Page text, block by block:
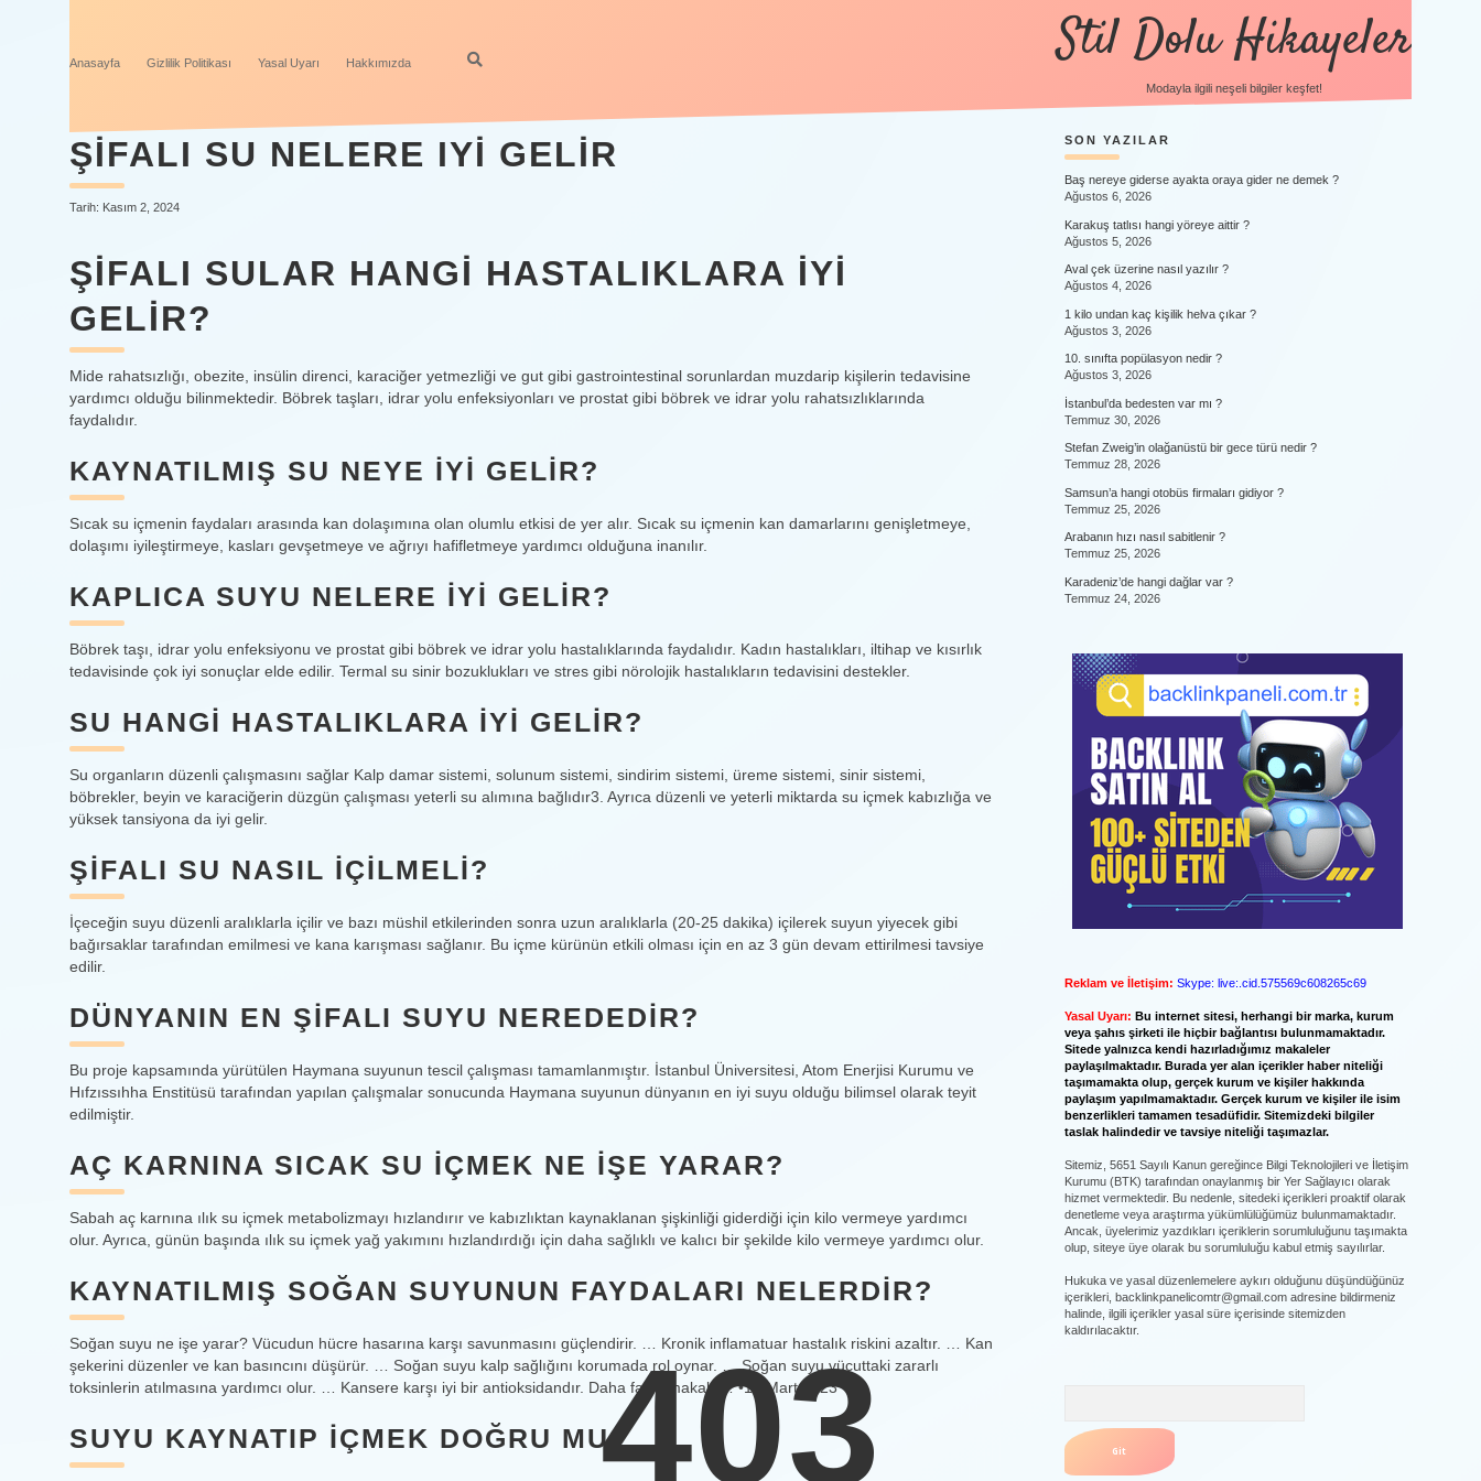
Anasayfa Gizlilik Politikası Yasal Uyarı Hakkımızda Stil Dolu Hikayeler
Modayla ilgili neşeli bilgiler keşfet!
ŞIFALI SU NELERE IYI GELIR
Tarih: Kasım 2, 2024
ŞIFALI SULAR HANGI HASTALIKLARA IYI
GELIR?
Mide rahatsızlığı, obezite, insülin direnci, karaciğer yetmezliği ve gut gibi gastrointestinal sorunlardan muzdarip kişilerin tedavisine
yardımcı olduğu bilinmektedir. Böbrek taşları, idrar yolu enfeksiyonları ve prostat gibi böbrek ve idrar yolu rahatsızlıklarında
faydalıdır.
KAYNATILMIŞ SU NEYE IYI GELIR?
Sıcak su içmenin faydaları arasında kan dolaşımına olan olumlu etkisi de yer alır. Sıcak su içmenin kan damarlarını genişletmeye,
dolaşımı iyileştirmeye, kasları gevşetmeye ve ağrıyı hafifletmeye yardımcı olduğuna inanılır.
KAPLICA SUYU NELERE IYI GELIR?
Böbrek taşı, idrar yolu enfeksiyonu ve prostat gibi böbrek ve idrar yolu hastalıklarında faydalıdır. Kadın hastalıkları, iltihap ve kısırlık
tedavisinde çok iyi sonuçlar elde edilir. Termal su sinir bozuklukları ve stres gibi nörolojik hastalıkların tedavisini destekler.
SU HANGI HASTALIKLARA IYI GELIR?
Su organların düzenli çalışmasını sağlar Kalp damar sistemi, solunum sistemi, sindirim sistemi, üreme sistemi, sinir sistemi,
böbrekler, beyin ve karaciğerin düzgün çalışması yeterli su alımına bağlıdır3. Ayrıca düzenli ve yeterli miktarda su içmek kabızlığa ve
yüksek tansiyona da iyi gelir.
ŞIFALI SU NASIL IÇILMELI?
İçeceğin suyu düzenli aralıklarla içilir ve bazı müshil etkilerinden sonra uzun aralıklarla (20-25 dakika) içilerek suyun yiyecek gibi
bağırsaklar tarafından emilmesi ve kana karışması sağlanır. Bu içme kürünün etkili olması için en az 3 gün devam ettirilmesi tavsiye
edilir.
DÜNYANIN EN ŞIFALI SUYU NEREDEDIR?
Bu proje kapsamında yürütülen Haymana suyunun tescil çalışması tamamlanmıştır. İstanbul Üniversitesi, Atom Enerjisi Kurumu ve
Hıfzıssıhha Enstitüsü tarafından yapılan çalışmalar sonucunda Haymana suyunun dünyanın en iyi suyu olduğu bilimsel olarak teyit
edilmiştir.
AÇ KARNINA SICAK SU IÇMEK NE IŞE YARAR?
Sabah aç karnına ılık su içmek metabolizmayı hızlandırır ve kabızlıktan kaynaklanan şişkinliği giderdiği için kilo vermeye yardımcı
olur. Ayrıca, günün başında ılık su içmek yağ yakımını hızlandırdığı için daha sağlıklı ve kalıcı bir şekilde kilo vermeye yardımcı olur.
KAYNATILMIŞ SOĞAN SUYUNUN FAYDALARI NELERDIR?
Soğan suyu ne işe yarar? Vücudun hücre hasarına karşı savunmasını güçlendirir. … Kronik inflamatuar hastalık riskini azaltır. … Kan
şekerini düzenler ve kan basıncını düşürür. … Soğan suyu kalp sağlığını korumada rol oynar. … Soğan suyu vücuttaki zararlı
toksinlerin atılmasına yardımcı olur. … Kansere karşı iyi bir antioksidandır. Daha fazla makale… •16 Mart 2023
SUYU KAYNATIP IÇMEK DOĞRU MU?
SIDEBAR
SON YAZILAR
Baş nereye giderse ayakta oraya gider ne demek ?
Ağustos 6, 2026
Karakuş tatlısı hangi yöreye aittir ?
Ağustos 5, 2026
Aval çek üzerine nasıl yazılır ?
Ağustos 4, 2026
1 kilo undan kaç kişilik helva çıkar ?
Ağustos 3, 2026
10. sınıfta popülasyon nedir ?
Ağustos 3, 2026
İstanbul’da bedesten var mı ?
Temmuz 30, 2026
Stefan Zweig’in olağanüstü bir gece türü nedir ?
Temmuz 28, 2026
Samsun’a hangi otobüs firmaları gidiyor ?
Temmuz 25, 2026
Arabanın hızı nasıl sabitlenir ?
Temmuz 25, 2026
Karadeniz’de hangi dağlar var ?
Temmuz 24, 2026
Reklam ve İletişim: Skype: live:.cid.575569c608265c69
Yasal Uyarı: Bu internet sitesi, herhangi bir marka, kurum
veya şahıs şirketi ile hiçbir bağlantısı bulunmamaktadır.
Sitede yalnızca kendi hazırladığımız makaleler
paylaşılmaktadır. Burada yer alan içerikler haber niteliği
taşımamakta olup, gerçek kurum ve kişiler hakkında
paylaşım yapılmamaktadır. Gerçek kurum ve kişiler ile isim
benzerlikleri tamamen tesadüfidir. Sitemizdeki bilgiler
taslak halindedir ve tavsiye niteliği taşımazlar.
Sitemiz, 5651 Sayılı Kanun gereğince Bilgi Teknolojileri ve İletişim
Kurumu (BTK) tarafından onaylanmış bir Yer Sağlayıcı olarak
hizmet vermektedir. Bu nedenle, sitedeki içerikleri proaktif olarak
denetleme veya araştırma yükümlülüğümüz bulunmamaktadır.
Ancak, üyelerimiz yazdıkları içeriklerin sorumluluğunu taşımakta
olup, siteye üye olarak bu sorumluluğu kabul etmiş sayılırlar.
Hukuka ve yasal düzenlemelere aykırı olduğunu düşündüğünüz
içerikleri, backlinkpanelicomtr@gmail.comadresine bildirmeniz
halinde, ilgili içerikler yasal süre içerisinde sitemizden
kaldırılacaktır.
403